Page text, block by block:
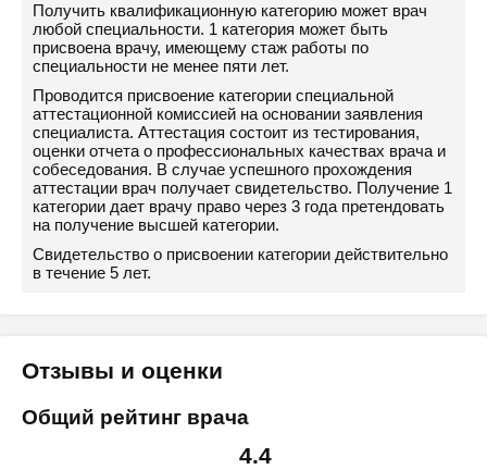
Получить квалификационную категорию может врач
любой специальности. 1 категория может быть
присвоена врачу, имеющему стаж работы по
специальности не менее пяти лет.
Проводится присвоение категории специальной
аттестационной комиссией на основании заявления
специалиста. Аттестация состоит из тестирования,
оценки отчета о профессиональных качествах врача и
собеседования. В случае успешного прохождения
аттестации врач получает свидетельство. Получение 1
категории дает врачу право через 3 года претендовать
на получение высшей категории.
Свидетельство о присвоении категории действительно
в течение 5 лет.
Отзывы и оценки
Общий рейтинг врача
4.4